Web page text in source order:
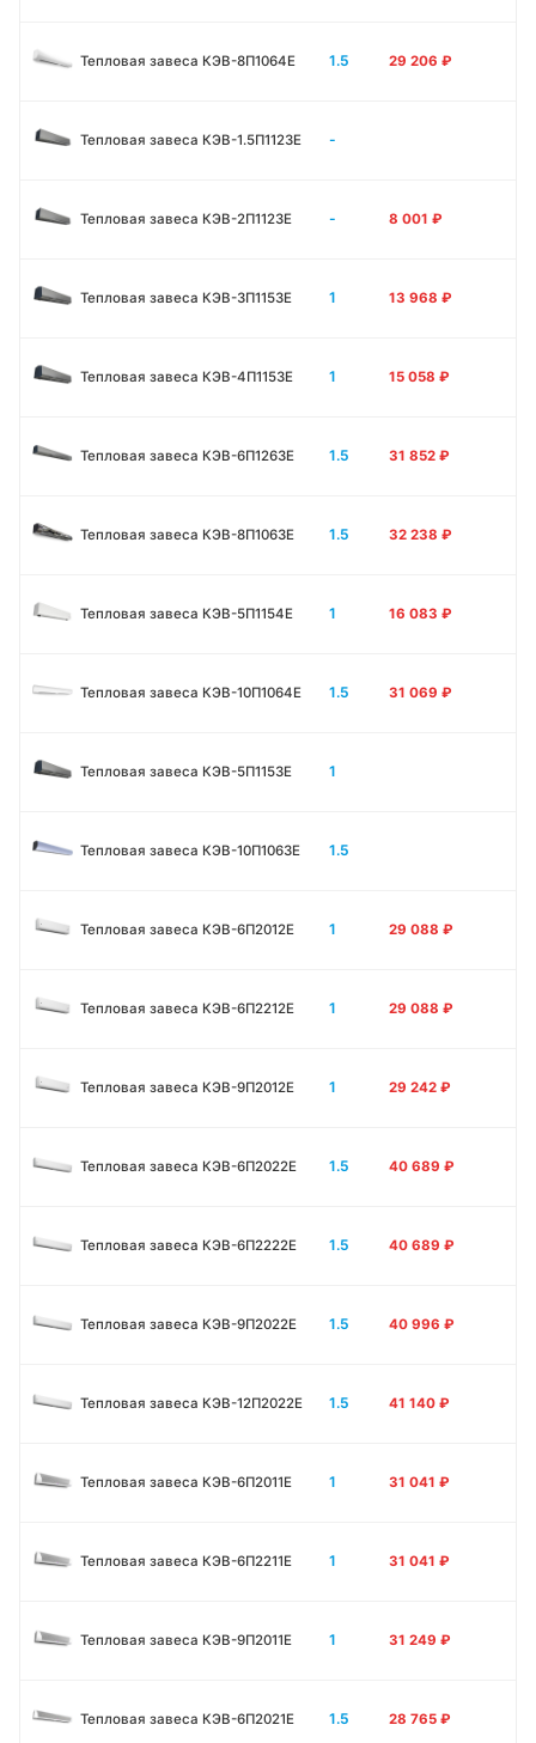
Тепловая завеса КЭВ-8П1064E 1.5 29 206 ₽
Тепловая завеса КЭВ-1.5П1123E -
Тепловая завеса КЭВ-2П1123E - 8 001 ₽
Тепловая завеса КЭВ-3П1153E 1 13 968 ₽
Тепловая завеса КЭВ-4П1153E 1 15 058 ₽
Тепловая завеса КЭВ-6П1263E 1.5 31 852 ₽
Тепловая завеса КЭВ-8П1063E 1.5 32 238 ₽
Тепловая завеса КЭВ-5П1154E 1 16 083 ₽
Тепловая завеса КЭВ-10П1064E 1.5 31 069 ₽
Тепловая завеса КЭВ-5П1153E 1
Тепловая завеса КЭВ-10П1063E 1.5
Тепловая завеса КЭВ-6П2012Е 1 29 088 ₽
Тепловая завеса КЭВ-6П2212Е 1 29 088 ₽
Тепловая завеса КЭВ-9П2012Е 1 29 242 ₽
Тепловая завеса КЭВ-6П2022Е 1.5 40 689 ₽
Тепловая завеса КЭВ-6П2222Е 1.5 40 689 ₽
Тепловая завеса КЭВ-9П2022Е 1.5 40 996 ₽
Тепловая завеса КЭВ-12П2022Е 1.5 41 140 ₽
Тепловая завеса КЭВ-6П2011E 1 31 041 ₽
Тепловая завеса КЭВ-6П2211E 1 31 041 ₽
Тепловая завеса КЭВ-9П2011E 1 31 249 ₽
Тепловая завеса КЭВ-6П2021E 1.5 28 765 ₽